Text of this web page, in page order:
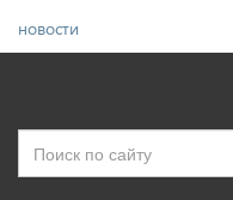
новости